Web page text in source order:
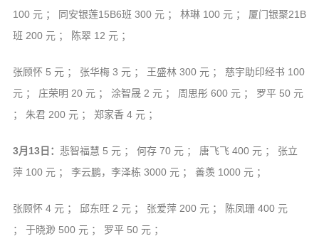
100 元 ； 同安银莲15B6班 300 元 ； 林琳 100 元 ； 厦门银聚21B
班 200 元 ； 陈翠 12 元 ；
张顾怀 5 元 ； 张华梅 3 元 ； 王盛林 300 元 ； 慈宇助印经书 100
元 ； 庄荣明 20 元 ； 涂智晟 2 元 ； 周思彤 600 元 ； 罗平 50 元
； 朱君 200 元 ； 郑家香 4 元 ；
3月13日： 悲智福慧 5 元 ； 何存 70 元 ； 唐飞飞 400 元 ； 张立
萍 100 元 ； 李云鹏，李泽栋 3000 元 ； 善羡 1000 元 ；
张顾怀 4 元 ； 邱东旺 2 元 ； 张爱萍 200 元 ； 陈凤珊 400 元
； 于晓渺 500 元 ； 罗平 50 元 ；